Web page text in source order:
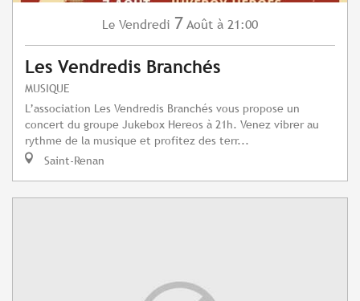
Le Vendredi 7 Août à 21:00
Les Vendredis Branchés
MUSIQUE
L’association Les Vendredis Branchés vous propose un
concert du groupe Jukebox Hereos à 21h. Venez vibrer au
rythme de la musique et profitez des terr...
Saint-Renan